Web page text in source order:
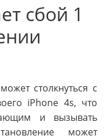
сбой 1
столкнуться с
iPhone 4s, что
и вызывать
может